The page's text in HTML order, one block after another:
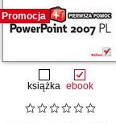
Promocja
książka ebook